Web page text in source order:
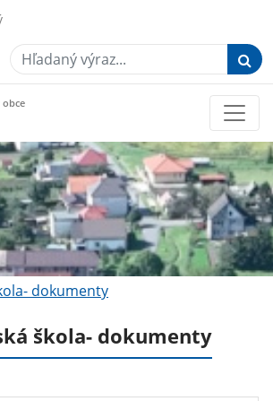
Hľadaný výraz...
dokumenty
škola- dokumenty